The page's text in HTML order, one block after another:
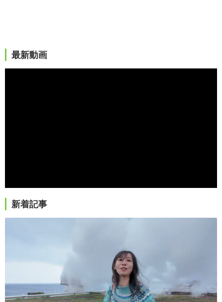
最新動画
新着記事